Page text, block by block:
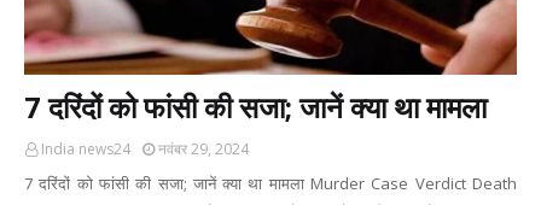
7 दरिंदों को फांसी की सजा; जानें क्या था मामला
India news24 नवंबर 29, 2024
7 दरिंदों को फांसी की सजा; जानें क्या था मामला Murder Case Verdict Death